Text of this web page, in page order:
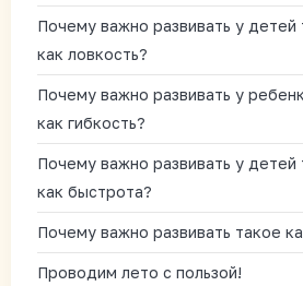
Почему важно развивать у детей
как ловкость?
Почему важно развивать у
как гибкость?
Почему важно развивать у детей
как быстрота?
Почему важно развивать такое
Проводим лето с пользой!